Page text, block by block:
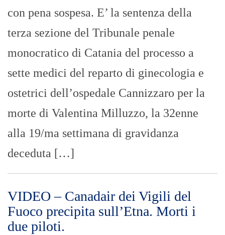
con pena sospesa. E’ la sentenza della
terza sezione del Tribunale penale
monocratico di Catania del processo a
sette medici del reparto di ginecologia e
ostetrici dell’ospedale Cannizzaro per la
morte di Valentina Milluzzo, la 32enne
alla 19/ma settimana di gravidanza
deceduta […]
VIDEO – Canadair dei Vigili del
Fuoco precipita sull’Etna. Morti i
due piloti.